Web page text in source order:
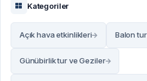
Kategoriler
Açık hava etkinlikleri Balon
Günübirlik tur ve Geziler